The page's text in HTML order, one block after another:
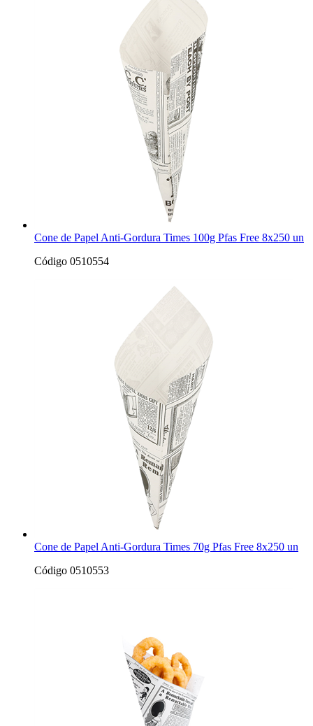
Cone de Papel Anti-Gordura Times 100g Pfas Free 8x250 un
Código 0510554
Cone de Papel Anti-Gordura Times 70g Pfas Free 8x250 un
Código 0510553